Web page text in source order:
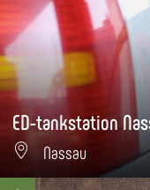
ED-tankstation
Nassau